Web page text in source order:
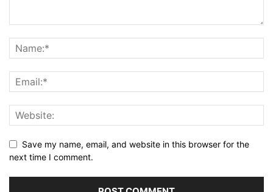
Save my name, email, and website in this browser for the
next time I comment.